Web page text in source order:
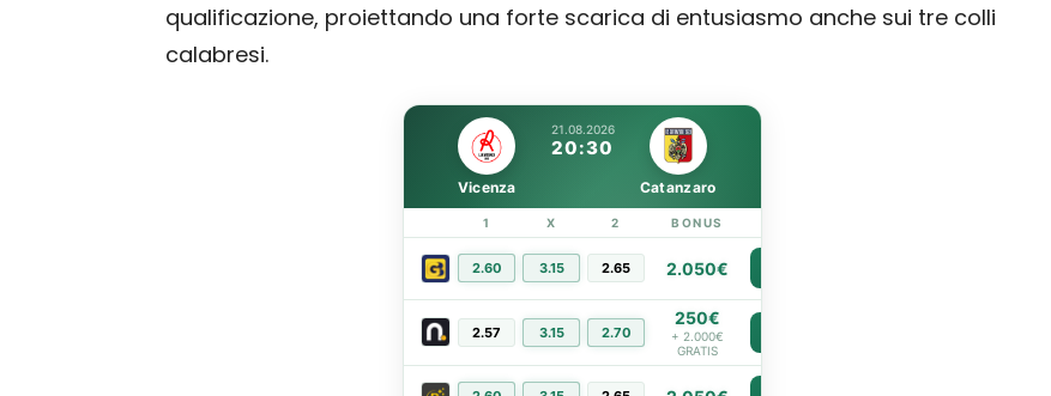
qualificazione, proiettando una forte scarica di entusiasmo anche sui tre colli
calabresi.
21.08.2026
20:30
Vicenza Catanzaro
1 X 2 BONUS
2.60 3.15 2.65 2.050€
2.57 3.15 2.70
250€
+ 2.000€
GRATIS